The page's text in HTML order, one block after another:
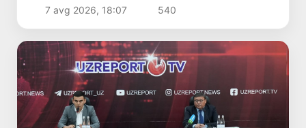
7 avg 2026, 18:07 540